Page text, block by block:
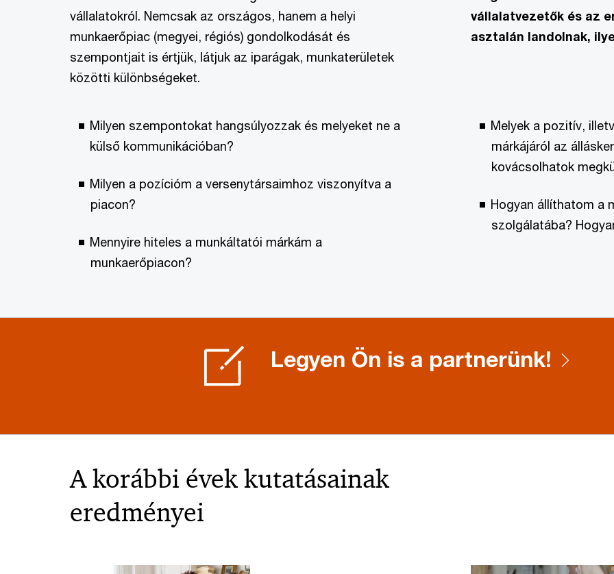
vállalatokról. Nemcsak az országos, hanem a helyi
munkaerőpiac (megyei, régiós) gondolkodását és
szempontjait is értjük, látjuk az iparágak, munkaterületek
közötti különbségeket.
vállalatvezetők és az
asztalán landolnak,
Milyen szempontokat hangsúlyozzak és melyeket ne a
külső kommunikációban?
Milyen a pozícióm a versenytársaimhoz viszonyítva a
piacon?
Mennyire hiteles a munkáltatói márkám a
munkaerőpiacon?
Melyek a pozitív,
márkájáról az
kovácsolhatok
Hogyan állíthatom a
szolgálatába?
Legyen Ön is a partnerünk!
A korábbi évek kutatásainak
eredményei